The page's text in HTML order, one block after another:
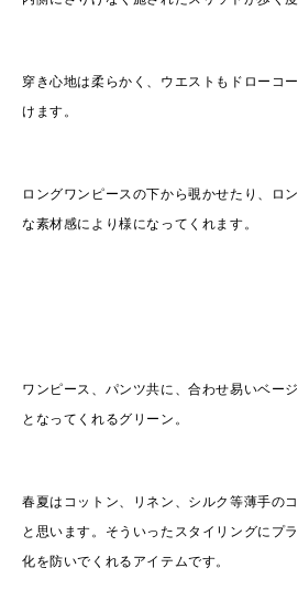
穿き心地は柔らかく、ウエストもドローコ
けます。
ロングワンピースの下から覗かせたり、ロ
な素材感により様になってくれます。
ワンピース、パンツ共に、合わせ易いベー
となってくれるグリーン。
春夏はコットン、リネン、シルク等薄手の
と思います。そういったスタイリングにプ
化を防いでくれるアイテムです。